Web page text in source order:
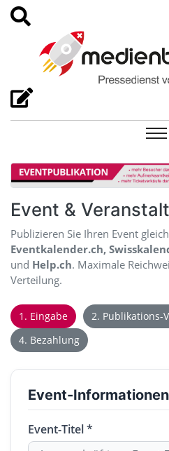
Event &
Publizieren Sie Ihren Event
Eventkalender.ch,
und Help.ch. Maximale
Verteilung.
1. Eingabe 2. Publikations-
4. Bezahlung
Event-Informationen
Event-Titel *